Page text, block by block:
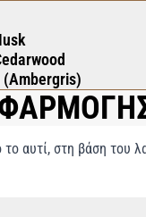
αυτί, στη βάση του